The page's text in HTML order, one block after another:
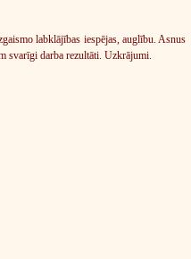
labklājības iespējas, auglību. Asnus
svarīgi darba rezultāti. Uzkrājumi.